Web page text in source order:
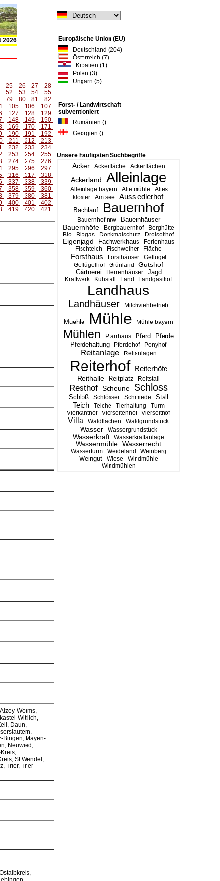
2026
Europäische Union (EU)
Deutschland (204)
Österreich (7)
Kroatien (1)
Polen (3)
Ungarn (5)
Forst- / Landwirtschaft
subventioniert
Rumänien ()
Georgien ()
Unsere häufigsten Suchbegriffe
Acker Ackerfläche Ackerflächen
Ackerland Alleinlage
Alleinlage bayern Alte mühle
Altes
kloster
Am see Aussiedlerhof
Bachlauf Bauernhof
Bauernhof nrw Bauernhäuser
Bauernhöfe Bergbauernhof
Berghütte
Bio
Biogas Denkmalschutz Dreiseithof
Eigenjagd Fachwerkhaus
Ferienhaus
Fischteich
Fischweiher Fläche
Forsthaus Forsthäuser
Geflügel
Geflügelhof
Grünland
Gutshof
Gärtnerei
Herrenhäuser Jagd
Kraftwerk Kuhstall Land Landgasthof
Landhaus
Landhäuser Milchviehbetrieb
Muehle Mühle Mühle bayern
Mühlen Pfarrhaus Pferd Pferde
Pferdehaltung Pferdehof Ponyhof
Reitanlage Reitanlagen
Reiterhof Reiterhöfe
Reithalle Reitplatz Reitstall
Resthof Scheune Schloss
Schloß Schlösser Schmiede Stall
Teich Teiche Tierhaltung
Turm
Vierkanthof
Vierseitenhof Vierseithof
Villa Waldflächen Waldgrundstück
Wasser Wassergrundstück
Wasserkraft Wasserkraftanlage
Wassermühle Wasserrecht
Wasserturm Weideland Weinberg
Weingut Wiese
Windmühle
Windmühlen
25 26 27
28
52 53 54
55
79 80 81
82
105 106
107
127 128
129
148 149
150
169 170
171
190 191
192
211 212
213
232 233
234
253 254
255
274 275
276
295 296
297
316 317
318
337 338
339
358 359
360
379 380
381
400 401
402
419 420 421
Worms,
Wittlich,
Daun,
Bingen, Mayen-
Neuwied,
St.Wendel,
Trier, Trier-